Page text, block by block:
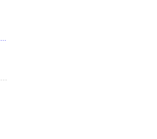
読書の技法: 誰でも本物の知識が身につく熟読術・速読術「超」入門/佐藤優 26214